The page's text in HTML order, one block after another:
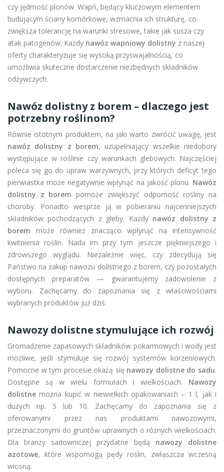
czy jędrność plonów. Wapń, będący kluczowym elementem
budującym ściany komórkowe, wzmacnia ich strukturę, co
zwiększa tolerancję na warunki stresowe, takie jak susza czy
atak patogenów. Każdy nawóz wapniowy dolistny z naszej
oferty charakteryzuje się wysoką przyswajalnością, co
umożliwia skuteczne dostarczenie niezbędnych składników
odżywczych.
Nawóz dolistny z borem – dlaczego jest
potrzebny roślinom?
Równie istotnym produktem, na jaki warto zwrócić uwagę, jest
nawóz dolistny z borem, uzupełniający wszelkie niedobory
występujące w roślinie czy warunkach glebowych. Najczęściej
poleca się go do upraw warzywnych, przy których deficyt tego
pierwiastka może negatywnie wpłynąć na jakość plonu. Nawóz
dolistny z borem pomoże zwiększyć odporność rośliny na
choroby. Ponadto wesprze ją w pobieraniu najcenniejszych
składników pochodzących z gleby. Każdy nawóz dolistny z
borem może również znacząco wpłynąć na intensywność
kwitnienia roślin. Nada im przy tym jeszcze piękniejszego i
zdrowszego wyglądu. Niezależnie więc, czy zdecydują się
Państwo na zakup nawozu dolistnego z borem, czy pozostałych
dostępnych preparatów — gwarantujemy zadowolenie z
wyboru. Zachęcamy do zapoznania się z właściwościami
wybranych produktów już dziś.
Nawozy dolistne stymulujące ich rozwój
Gromadzenie zapasowych składników pokarmowych i wody jest
możliwe, jeśli stymuluje się rozwój systemów korzeniowych.
Pomocne w tym procesie okażą się nawozy dolistne do sadu.
Dostępne są w wielu formułach i wielkościach. Nawozy
dolistne można kupić w niewielkich opakowaniach – 1 l, jak i
dużych np. 5 lub 10. Zachęcamy do zapoznania się z
oferowanymi przez nas produktami nawozowymi,
przeznaczonymi do gruntów uprawnych o różnych wielkościach.
Dla branży sadowniczej przydatne będą nawozy dolistne
azotowe, które wspomogą pędy roślin, zwłaszcza wczesną
wiosną.